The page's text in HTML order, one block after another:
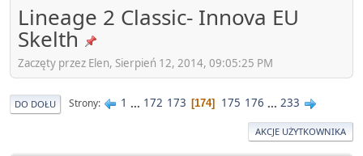
Lineage 2 Classic- Innova EU
Skelth
Zaczęty przez Elen, Sierpień 12, 2014, 09:05:25 PM
DO DOŁU Strony 1 ... 172 173 174 175 176 ... 233
AKCJE UŻYTKOWNIKA